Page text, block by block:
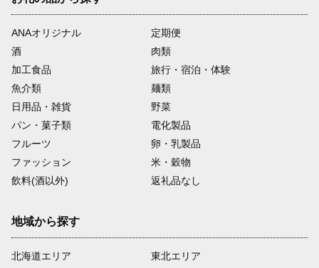
ANAオリジナル
定期便
酒
肉類
加工食品
旅行・宿泊・体験
魚介類
麺類
日用品・雑貨
野菜
パン・菓子類
電化製品
フルーツ
卵・乳製品
ファッション
米・穀物
飲料(酒以外)
返礼品なし
地域から探す
北海道エリア
東北エリア